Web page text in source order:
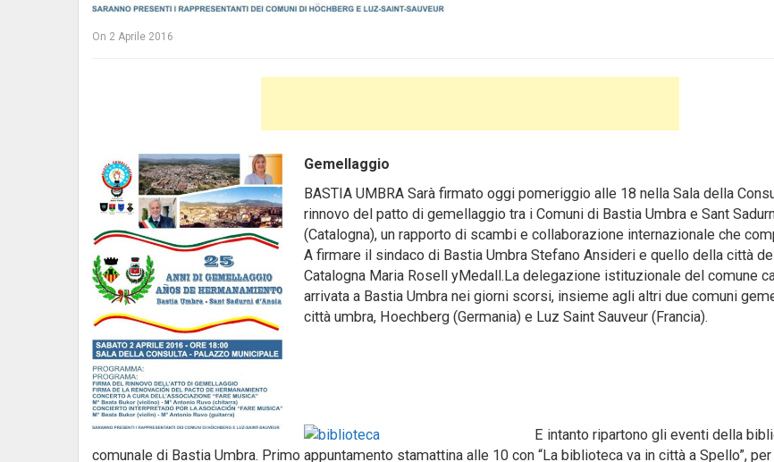
On 2 Aprile 2016
Gemellaggio
BASTIA UMBRA Sarà firmato oggi pomeriggio alle 18 nella Sala della
rinnovo del patto di gemellaggio tra i Comuni di Bastia Umbra e Sant
(Catalogna), un rapporto di scambi e collaborazione internazionale che
A firmare il sindaco di Bastia Umbra Stefano Ansideri e quello della città
Catalogna Maria Rosell yMedall.La delegazione istituzionale del comune
arrivata a Bastia Umbra nei giorni scorsi, insieme agli altri due comuni
città umbra, Hoechberg (Germania) e Luz Saint Sauveur (Francia).
E intanto ripartono gli eventi della
comunale di Bastia Umbra. Primo appuntamento stamattina alle 10 con “La biblioteca va in città a Spello”,